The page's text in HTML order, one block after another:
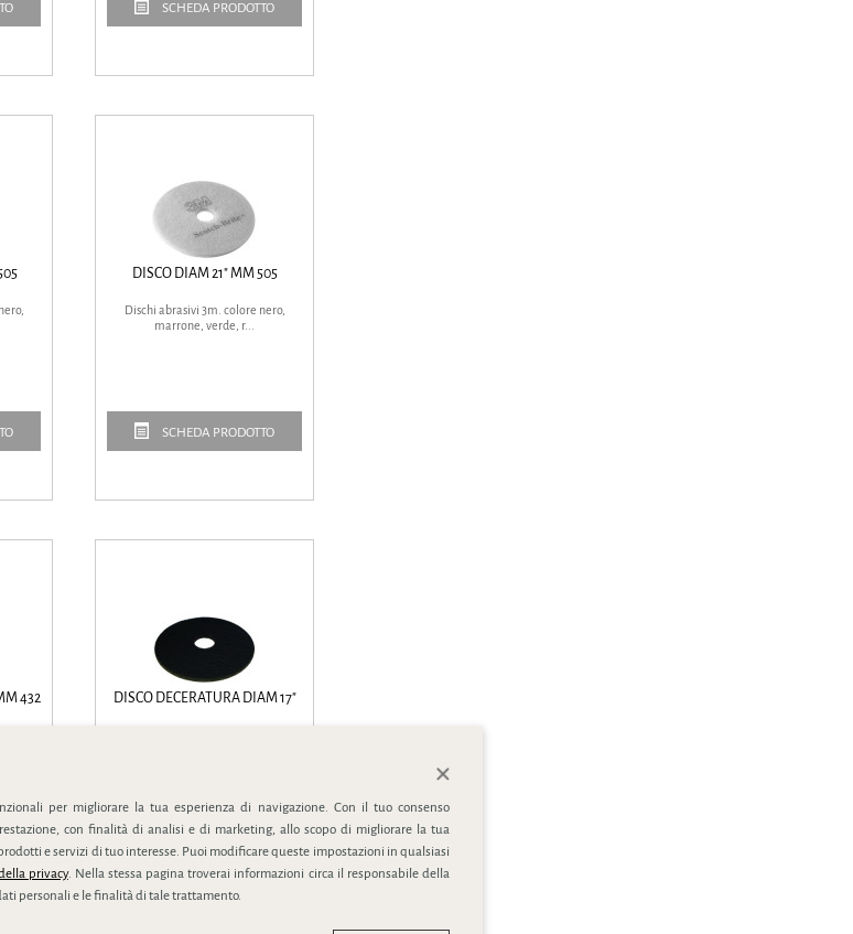
SCHEDA PRODOTTO
DISCO DIAM 21" MM 505
Dischi abrasivi 3m. colore nero,
marrone, verde, r...
SCHEDA PRODOTTO
432 DISCO DECERATURA DIAM 17"
SCHEDA PRODOTTO
per migliorare la tua esperienza di navigazione. Con il tuo consenso
con finalità di analisi e di marketing, allo scopo di migliorare la tua
e servizi di tuo interesse. Puoi modificare queste impostazioni in qualsiasi
privacy. Nella stessa pagina troverai informazioni circa il responsabile della
personali e le finalità di tale trattamento.